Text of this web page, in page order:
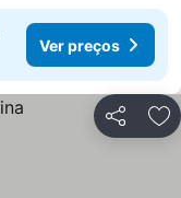
Ver preços
Partilhar